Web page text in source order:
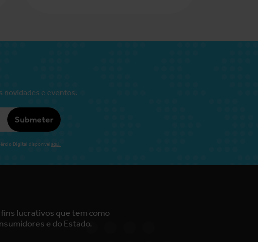
novidades e eventos.
Submeter
Digital disponívelaqui.
fins lucrativos que tem como
e do Estado.